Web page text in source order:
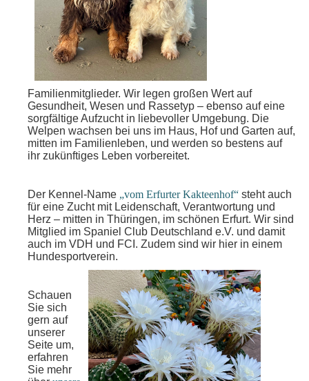
Familienmitglieder. Wir legen großen Wert auf
Gesundheit, Wesen und Rassetyp – ebenso auf eine
sorgfältige Aufzucht in liebevoller Umgebung. Die
Welpen wachsen bei uns im Haus, Hof und Garten auf,
mitten im Familienleben, und werden so bestens auf
ihr zukünftiges Leben vorbereitet.
Der Kennel-Name „vom Erfurter Kakteenhof“ steht auch
für eine Zucht mit Leidenschaft, Verantwortung und
Herz – mitten in Thüringen, im schönen Erfurt. Wir sind
Mitglied im Spaniel Club Deutschland e.V. und damit
auch im VDH und FCI. Zudem sind wir hier in einem
Hundesportverein.
Schauen
Sie sich
gern auf
unserer
Seite um,
erfahren
Sie mehr